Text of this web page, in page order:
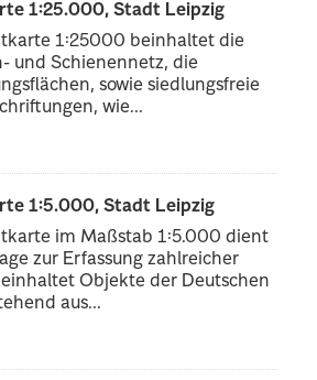
1:25.000, Stadt Leipzig
1:25000 beinhaltet die
und Schienennetz, die
sowie siedlungsfreie
wie...
1:5.000, Stadt Leipzig
im Maßstab 1:5.000 dient
zur Erfassung zahlreicher
Objekte der Deutschen
aus...